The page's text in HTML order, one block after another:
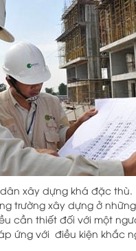
xây dựng khá đặc
trường xây dựng ở
cần thiết đối với một
ứng với điều kiện khắc